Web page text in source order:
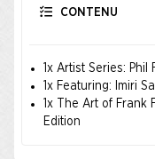
CONTENU
1x Artist Series: Phil
1x Featuring: Imiri
1x The Art of Frank
Edition